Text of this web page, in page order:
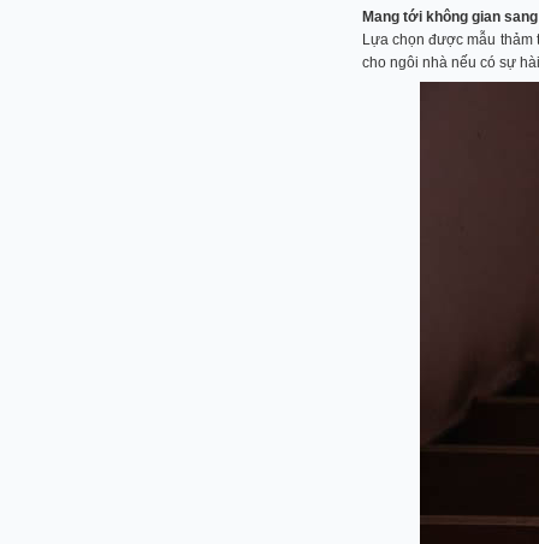
Mang tới không gian
Lựa chọn được mẫu thảm
cho ngôi nhà nếu có sự